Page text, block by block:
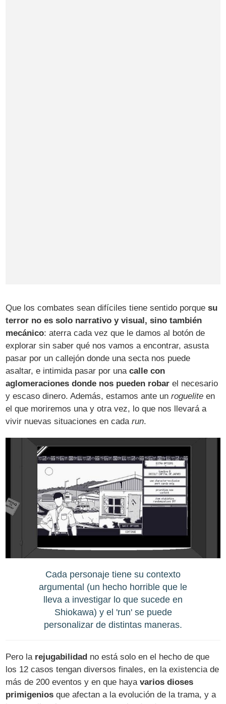
Que los combates sean difíciles tiene sentido porquesu
terror no es solo narrativo y visual, sino también
mecánico: aterra cada vez que le damos al botón de
explorar sin saber qué nos vamos a encontrar, asusta
pasar por un callejón donde una secta nos puede
asaltar, e intimida pasar por unacalle con
aglomeraciones donde nos pueden robar el necesario
y escaso dinero. Además, estamos ante unroguelite en
el que moriremos una y otra vez, lo que nos llevará a
vivir nuevas situaciones en cadarun.
Cada personaje tiene su contexto
argumental (un hecho horrible que le
lleva a investigar lo que sucede en
Shiokawa) y el 'run' se puede
personalizar de distintas maneras.
Pero la rejugabilidad no está solo en el hecho de que
los 12 casos tengan diversos finales, en la existencia de
más de 200 eventos y en que hayavarios dioses
primigenios que afectan a la evolución de la trama, y a